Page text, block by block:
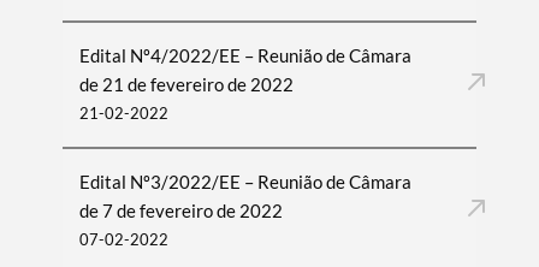
Edital Nº4/2022/EE – Reunião de Câmara
de 21 de fevereiro de 2022
21-02-2022
Edital Nº3/2022/EE – Reunião de Câmara
de 7 de fevereiro de 2022
07-02-2022